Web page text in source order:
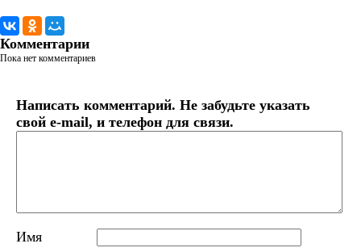
Комментарии
Пока нет комментариев
Написать комментарий. Не забудьте указать
свой e-mail, и телефон для связи.
Имя